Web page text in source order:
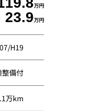
万円
23.9万円
H19
整備付
万km